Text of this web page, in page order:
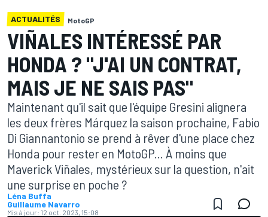
ACTUALITÉS MotoGP
VIÑALES INTÉRESSÉ PAR
HONDA ? "J'AI UN CONTRAT,
MAIS JE NE SAIS PAS"
Maintenant qu'il sait que l'équipe Gresini alignera
les deux frères Márquez la saison prochaine, Fabio
Di Giannantonio se prend à rêver d'une place chez
Honda pour rester en MotoGP... À moins que
Maverick Viñales, mystérieux sur la question, n'ait
une surprise en poche ?
Léna Buffa
Guillaume Navarro
Mis à jour: 12 oct. 2023, 15:08